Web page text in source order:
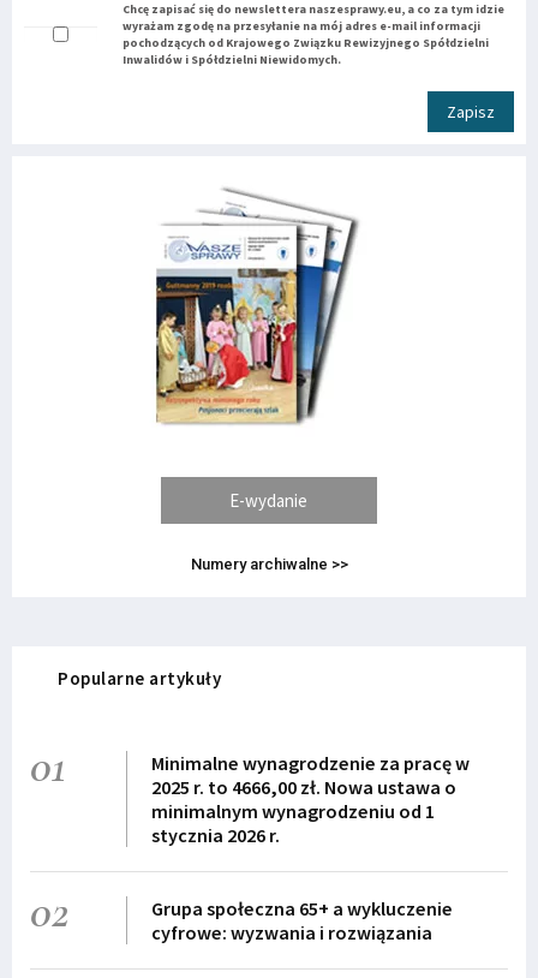
Chcę zapisać się do newslettera naszesprawy.eu, a co za tym idzie
wyrażam zgodę na przesyłanie na mój adres e-mail informacji
pochodzących od Krajowego Związku Rewizyjnego Spółdzielni
Inwalidów i Spółdzielni Niewidomych.
Zapisz
E-wydanie
Numery archiwalne >>
Popularne artykuły
01
Minimalne wynagrodzenie za pracę w
2025 r. to 4666,00 zł. Nowa ustawa o
minimalnym wynagrodzeniu od 1
stycznia 2026 r.
02
Grupa społeczna 65+ a wykluczenie
cyfrowe: wyzwania i rozwiązania